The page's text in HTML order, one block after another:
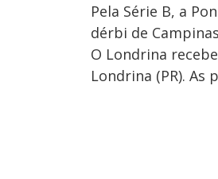
Pela Série B, a
dérbi de
O Londrina
Londrina (PR).